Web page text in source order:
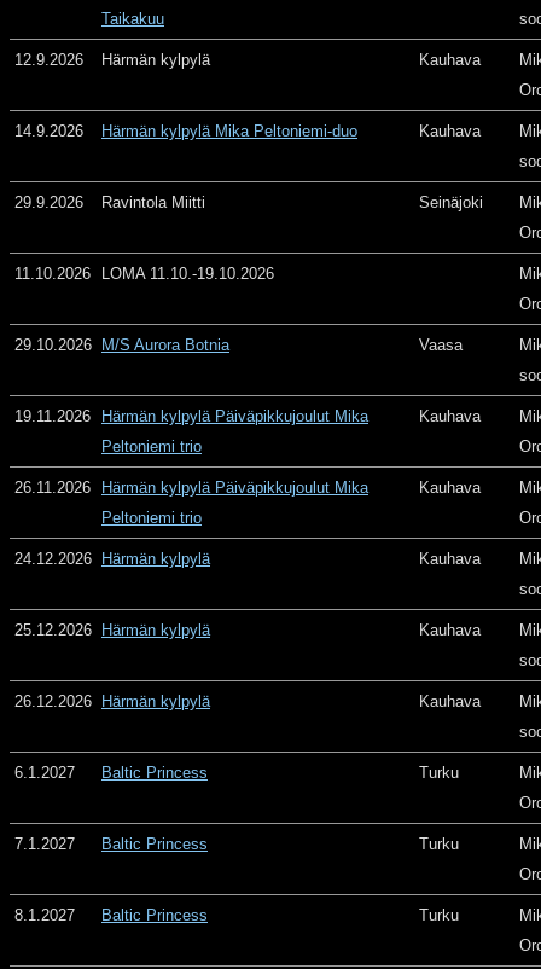
Taikakuu
12.9.2026 Härmän kylpylä Kauhava
14.9.2026 Härmän kylpylä Mika Peltoniemi-duo Kauhava
29.9.2026 Ravintola Miitti Seinäjoki
11.10.2026 LOMA 11.10.-19.10.2026
29.10.2026 M/S Aurora Botnia Vaasa
19.11.2026
Härmän kylpylä Päiväpikkujoulut Mika
Peltoniemi trio
Kauhava
26.11.2026
Härmän kylpylä Päiväpikkujoulut Mika
Peltoniemi trio
Kauhava
24.12.2026 Härmän kylpylä Kauhava
25.12.2026 Härmän kylpylä Kauhava
26.12.2026 Härmän kylpylä Kauhava
6.1.2027 Baltic Princess Turku
7.1.2027 Baltic Princess Turku
8.1.2027 Baltic Princess Turku